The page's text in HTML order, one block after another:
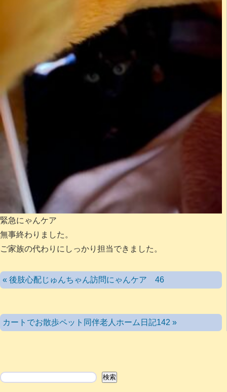
緊急にゃんケア
無事終わりました。
ご家族の代わりにしっかり担当できました。
« 後肢心配じゅんちゃん訪問にゃんケア 46
カートでお散歩ペット同伴老人ホーム日記142 »
検索 検索